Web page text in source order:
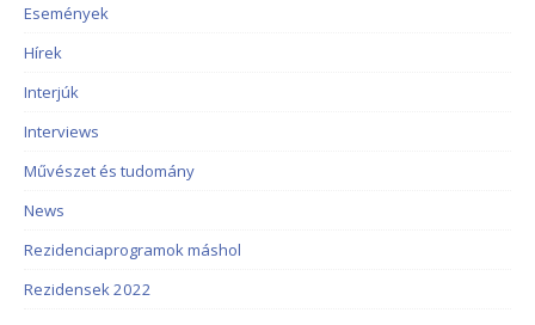
Események
Hírek
Interjúk
Interviews
Művészet és tudomány
News
Rezidenciaprogramok máshol
Rezidensek 2022